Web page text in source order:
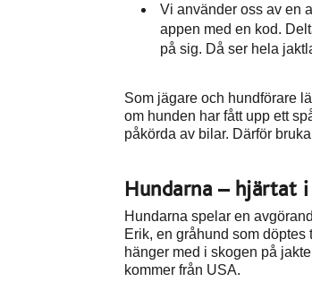
Vi använder oss av en
appen med en kod.
på sig. Då ser hela
Som jägare och hundförare
om hunden har fått upp ett
påkörda av bilar. Därför
Hundarna – hjärtat
Hundarna spelar en
Erik, en gråhund som
hänger med i skogen på
kommer från USA.